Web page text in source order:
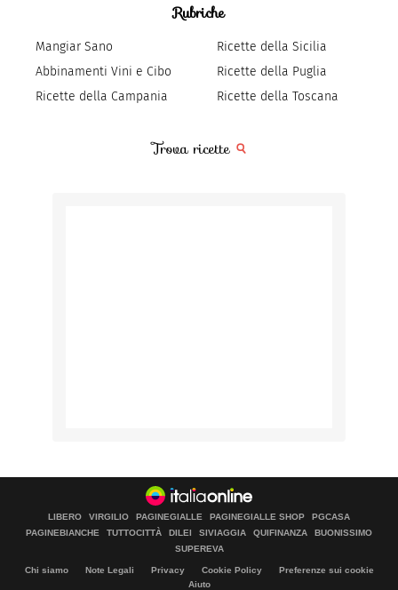
Rubriche
Mangiar Sano
Abbinamenti Vini e Cibo
Ricette della Campania
Ricette della Sicilia
Ricette della Puglia
Ricette della Toscana
Trova ricette
LIBERO VIRGILIO PAGINEGIALLE PAGINEGIALLE SHOP
PGCASA
PAGINEBIANCHE
TUTTOCITTÀ DILEI SIVIAGGIA QUIFINANZA
BUONISSIMO
SUPEREVA
Chi siamo Note Legali Privacy Cookie Policy
Preferenze sui cookie
Aiuto